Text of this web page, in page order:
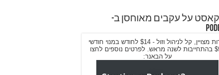
על עקבים מאוחסן ב-
שירות מצויין, קל לניהול וזול - $14 לחודש במנוי חודשי
/ $9 בהתחייבות לשנה מראש. לפרטים נוספים לחצו
על הבאנר: